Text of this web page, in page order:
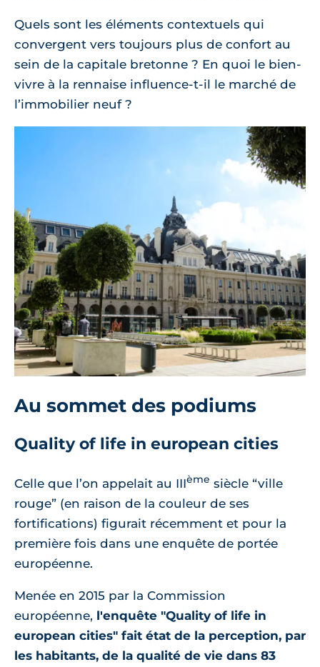
Quels sont les éléments contextuels qui
convergent vers toujours plus de confort au
sein de la capitale bretonne ? En quoi le bien-
vivre à la rennaise influence-t-il le marché de
l’immobilier neuf ?
Au sommet des podiums
Quality of life in european cities
Celle que l’on appelait au IIIème siècle “ville
rouge” (en raison de la couleur de ses
fortifications) figurait récemment et pour la
première fois dans une enquête de portée
européenne.
Menée en 2015 par la Commission
européenne, l'enquête "Quality of life in
european cities" fait état de la perception, par
les habitants, de la qualité de vie dans 83